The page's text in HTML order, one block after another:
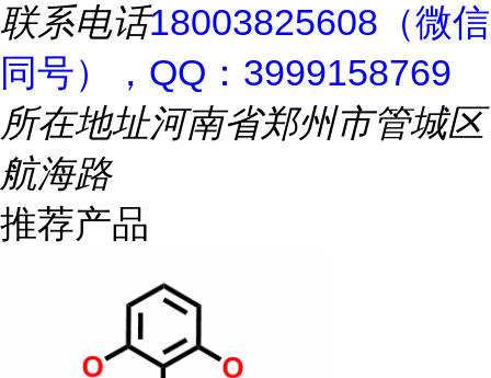
联系电话18003825608（微信
同号），QQ：3999158769
所在地址河南省郑州市管城区
航海路
推荐产品